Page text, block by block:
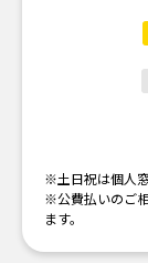
※土日祝は個人窓
※公費払いのご
ます。